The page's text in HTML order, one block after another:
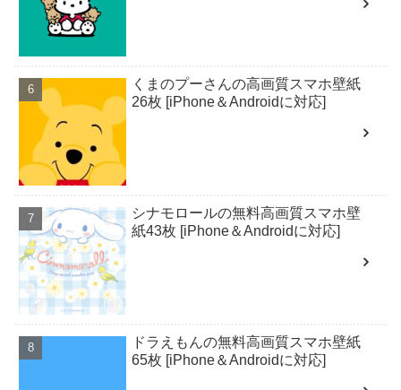
くまのプーさんの高画質スマホ壁紙
26枚 [iPhone＆Androidに対応]
シナモロールの無料高画質スマホ壁
紙43枚 [iPhone＆Androidに対応]
ドラえもんの無料高画質スマホ壁紙
65枚 [iPhone＆Androidに対応]